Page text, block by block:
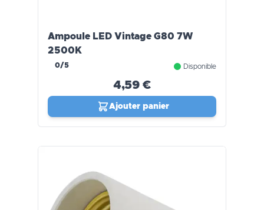
Ampoule LED Vintage G80 7W
2500K
0/5 Disponible
4,59 €
Ajouter panier